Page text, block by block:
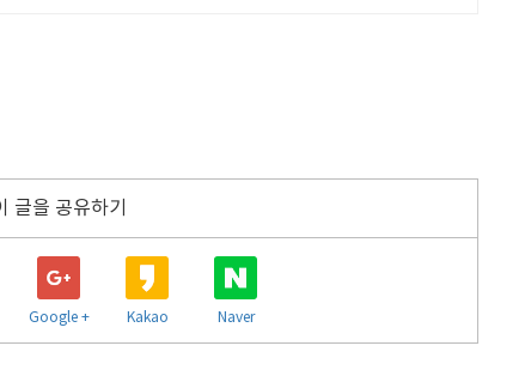
글을 공유하기
Google + Kakao Naver